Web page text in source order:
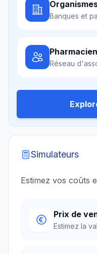
Banques et
Réseau
Simulateurs
Estimez vos coûts
Prix de
Estimez la